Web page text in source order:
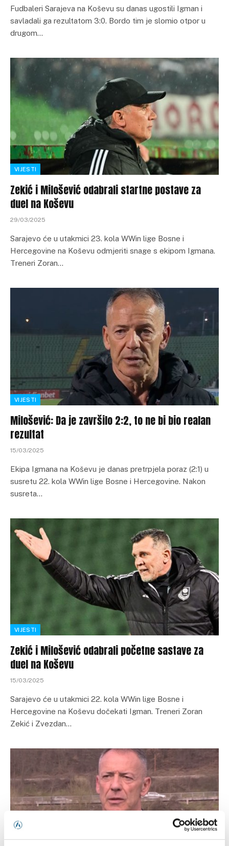
Fudbaleri Sarajeva na Koševu su danas ugostili Igman i
savladali ga rezultatom 3:0. Bordo tim je slomio otpor u
drugom…
VIJESTI
Zekić i Milošević odabrali startne postave za
duel na Koševu
29/03/2025
Sarajevo će u utakmici 23. kola WWin lige Bosne i
Hercegovine na Koševu odmjeriti snage s ekipom Igmana.
Treneri Zoran…
VIJESTI
Milošević: Da je završilo 2:2, to ne bi bio realan
rezultat
15/03/2025
Ekipa Igmana na Koševu je danas pretrpjela poraz (2:1) u
susretu 22. kola WWin lige Bosne i Hercegovine. Nakon
susreta…
VIJESTI
Zekić i Milošević odabrali početne sastave za
duel na Koševu
15/03/2025
Sarajevo će u utakmici 22. kola WWin lige Bosne i
Hercegovine na Koševu dočekati Igman. Treneri Zoran
Zekić i Zvezdan…